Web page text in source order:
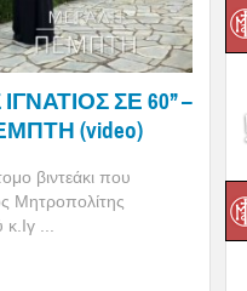
ΣΕ 60’’ –
(video)
βιντεάκι που
Μητροπολίτης
...